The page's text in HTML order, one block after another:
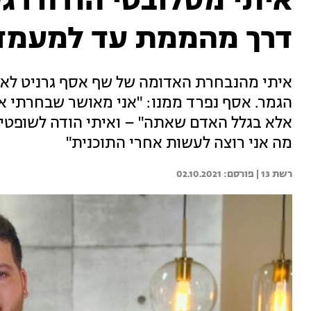
דרך מהממת עד
איתי מהנבחרת האדומה של שף אסף גרניט
הגמר. אסף נפרד ממנו: "אני מאושר שבחרתי
אלא בגלל האדם שאתה" – ואיתי הודה
מה אני רוצה לעשות אחרי התוכנית"
רשת 13 | 02.10.2021